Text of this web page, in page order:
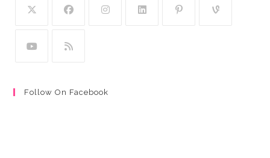
Follow On Facebook